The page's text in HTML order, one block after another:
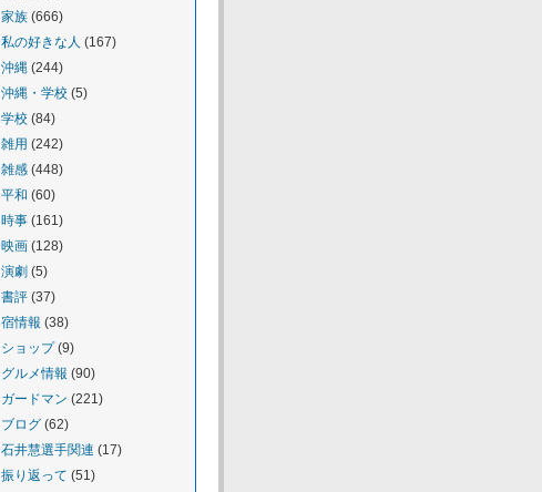
家族 (666)
私の好きな人 (167)
沖縄 (244)
沖縄・学校 (5)
学校 (84)
雑用 (242)
雑感 (448)
平和 (60)
時事 (161)
映画 (128)
演劇 (5)
書評 (37)
宿情報 (38)
ショップ(9)
グルメ情報 (90)
ガードマン (221)
ブログ (62)
石井慧選手関連 (17)
振り返って (51)